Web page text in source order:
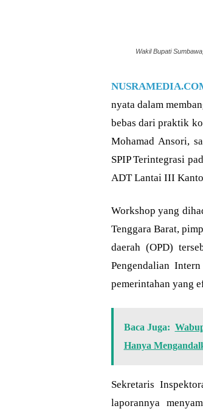
Wakil Bupati
nyata dalam
bebas dari praktik
Mohamad Ansori,
SPIP Terintegrasi
ADT Lantai III
Workshop yang
Tenggara Barat,
daerah (OPD)
Pengendalian
pemerintahan yang
Baca Juga:
Hanya
Sekretaris
laporannya